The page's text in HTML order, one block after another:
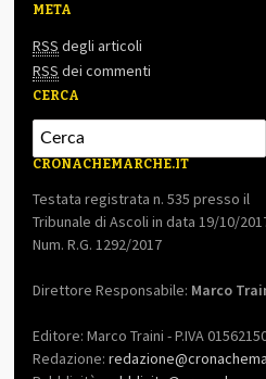
META
RSS degli articoli
RSS dei commenti
CERCA
CRONACHEMARCHE.IT
Testata registrata n. 535 presso il
Tribunale di Ascoli in data 19/10/
Num. R.G. 1292/2017
Direttore Responsabile: Marco
Editore: Marco Traini - P.IVA
Redazione: